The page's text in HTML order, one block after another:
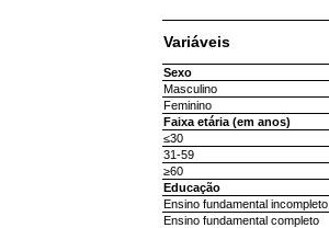
Variáveis
Sexo
Masculino
Feminino
Faixa etária (em anos)
≤30
31-59
≥60
Educação
Ensino fundamental incompleto
Ensino fundamental completo